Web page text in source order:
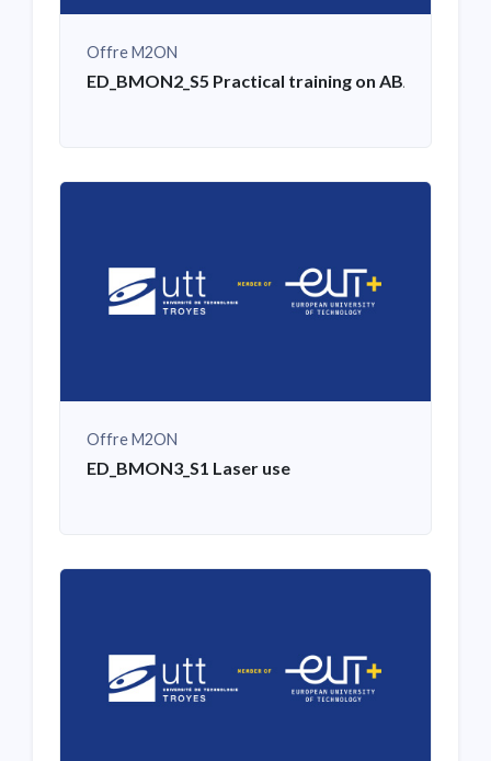
Offre M2ON
ED_BMON2_S5 Practical training on ABAQUS
Offre M2ON
ED_BMON3_S1 Laser use